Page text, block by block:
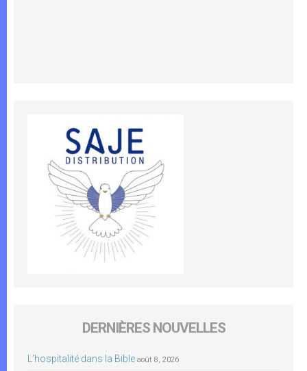
DERNIÈRES NOUVELLES
L’hospitalité dans la Bible août 8, 2026